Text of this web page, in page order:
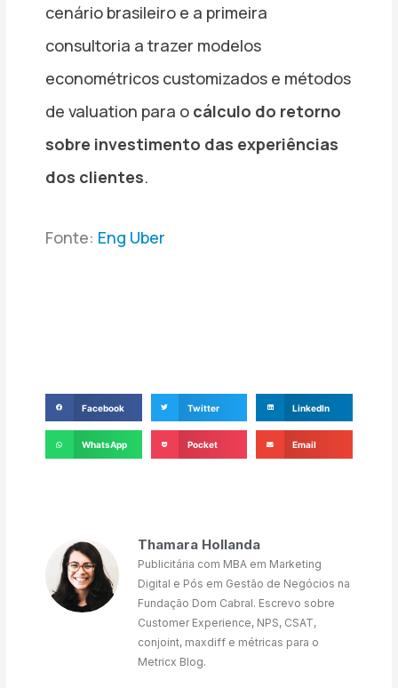
cenário brasileiro e a primeira
consultoria a trazer modelos
econométricos customizados e métodos
de valuation para o cálculo do retorno
sobre investimento das experiências
dos clientes.
Fonte: Eng Uber
Facebook Twitter LinkedIn
WhatsApp Pocket Email
Thamara Hollanda
Publicitária com MBA em Marketing
Digital e Pós em Gestão de Negócios na
Fundação Dom Cabral. Escrevo sobre
Customer Experience, NPS, CSAT,
conjoint, maxdiff e métricas para o
Metricx Blog.